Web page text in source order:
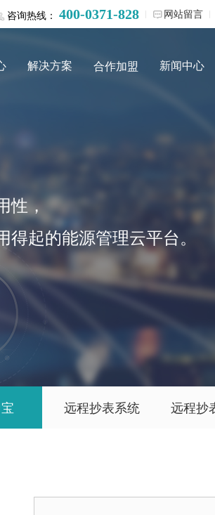
咨询热线： 400-0371-828 网站留言
解决方案 合作加盟 新闻中心
性，
起的能源管理云平台。
远程抄表系统 远程抄